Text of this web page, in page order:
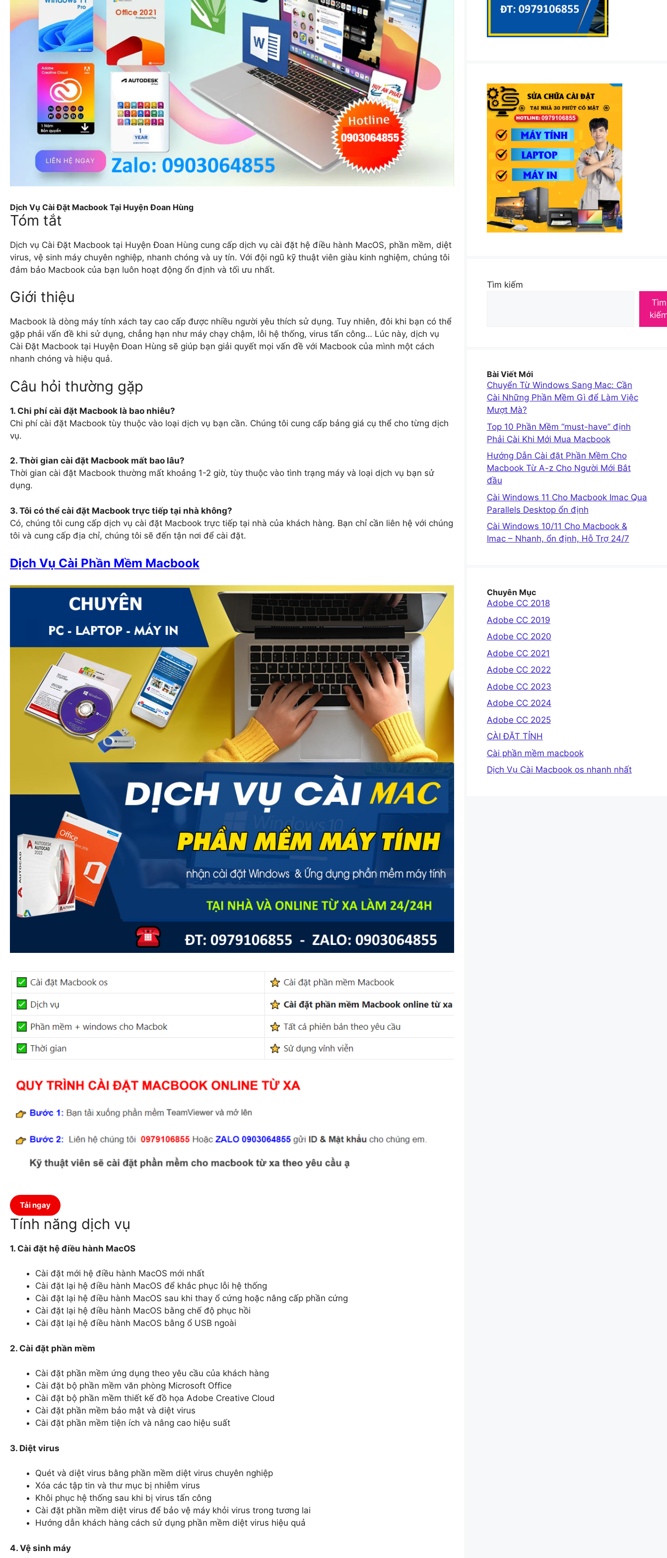
Dịch Vụ Cài Đặt Macbook Tại Huyện Đoan Hùng
Tóm tắt
Dịch vụ Cài Đặt Macbook tại Huyện Đoan Hùng cung cấp dịch vụ cài đặt hệ điều hành MacOS, phần mềm, diệt
virus, vệ sinh máy chuyên nghiệp, nhanh chóng và uy tín. Với đội ngũ kỹ thuật viên giàu kinh nghiệm, chúng tôi
đảm bảo Macbook của bạn luôn hoạt động ổn định và tối ưu nhất.
Giới thiệu
Macbook là dòng máy tính xách tay cao cấp được nhiều người yêu thích sử dụng. Tuy nhiên, đôi khi bạn có thể
gặp phải vấn đề khi sử dụng, chẳng hạn như máy chạy chậm, lỗi hệ thống, virus tấn công… Lúc này, dịch vụ
Cài Đặt Macbook tại Huyện Đoan Hùng sẽ giúp bạn giải quyết mọi vấn đề với Macbook của mình một cách
nhanh chóng và hiệu quả.
Câu hỏi thường gặp
1. Chi phí cài đặt Macbook là bao nhiêu?
Chi phí cài đặt Macbook tùy thuộc vào loại dịch vụ bạn cần. Chúng tôi cung cấp bảng giá cụ thể cho từng dịch
vụ.
2. Thời gian cài đặt Macbook mất bao lâu?
Thời gian cài đặt Macbook thường mất khoảng 1-2 giờ, tùy thuộc vào tình trạng máy và loại dịch vụ bạn sử
dụng.
3. Tôi có thể cài đặt Macbook trực tiếp tại nhà không?
Có, chúng tôi cung cấp dịch vụ cài đặt Macbook trực tiếp tại nhà của khách hàng. Bạn chỉ cần liên hệ với chúng
tôi và cung cấp địa chỉ, chúng tôi sẽ đến tận nơi để cài đặt.
Dịch Vụ Cài Phần Mềm Macbook
Tải ngay
Tính năng dịch vụ
1. Cài đặt hệ điều hành MacOS
Cài đặt mới hệ điều hành MacOS mới nhất
Cài đặt lại hệ điều hành MacOS để khắc phục lỗi hệ thống
Cài đặt lại hệ điều hành MacOS sau khi thay ổ cứng hoặc nâng cấp phần cứng
Cài đặt lại hệ điều hành MacOS bằng chế độ phục hồi
Cài đặt lại hệ điều hành MacOS bằng ổ USB ngoài
2. Cài đặt phần mềm
Cài đặt phần mềm ứng dụng theo yêu cầu của khách hàng
Cài đặt bộ phần mềm văn phòng Microsoft Office
Cài đặt bộ phần mềm thiết kế đồ họa Adobe Creative Cloud
Cài đặt phần mềm bảo mật và diệt virus
Cài đặt phần mềm tiện ích và nâng cao hiệu suất
3. Diệt virus
Quét và diệt virus bằng phần mềm diệt virus chuyên nghiệp
Xóa các tập tin và thư mục bị nhiễm virus
Khôi phục hệ thống sau khi bị virus tấn công
Cài đặt phần mềm diệt virus để bảo vệ máy khỏi virus trong tương lai
Hướng dẫn khách hàng cách sử dụng phần mềm diệt virus hiệu quả
4. Vệ sinh máy
Tìm kiếm
Tìm
Bài Viết Mới
Chuyển Từ Windows Sang Mac: Cần
Cài Những Phần Mềm Gì để Làm Việc
Mượt Mà?
Top 10 Phần Mềm “must-have” định
Phải Cài Khi Mới Mua Macbook
Hướng Dẫn Cài đặt Phần Mềm Cho
Macbook Từ A-z Cho Người Mới Bắt
đầu
Cài Windows 11 Cho Macbook Imac Qua
Parallels Desktop ổn định
Cài Windows 10/11 Cho Macbook &
Imac – Nhanh, ổn định, Hỗ Trợ 24/7
Chuyên Mục
Adobe CC 2018
Adobe CC 2019
Adobe CC 2020
Adobe CC 2021
Adobe CC 2022
Adobe CC 2023
Adobe CC 2024
Adobe CC 2025
CÀI ĐẶT TỈNH
Cài phần mềm macbook
Dịch Vụ Cài Macbook os nhanh nhất